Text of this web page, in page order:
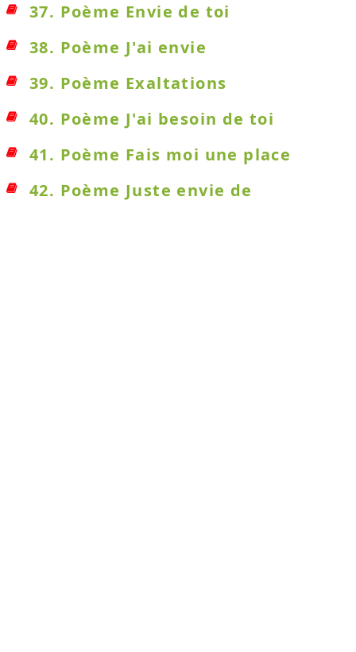
37. Poème Envie de toi
38. Poème J'ai envie
39. Poème Exaltations
40. Poème J'ai besoin de toi
41. Poème Fais moi une place
42. Poème Juste envie de